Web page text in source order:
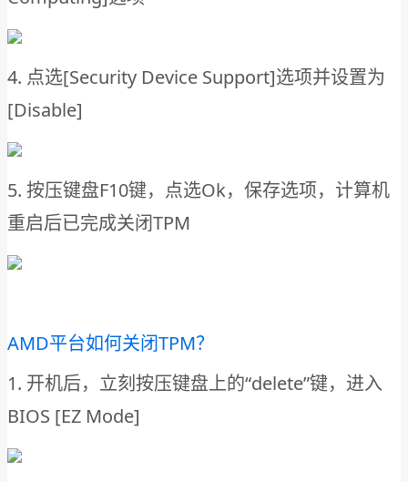
4. 点选[Security Device Support]选项并设置为
[Disable]
5. 按压键盘F10键，点选Ok，保存选项，计算机
重启后已完成关闭TPM
AMD平台如何关闭TPM？
1. 开机后，立刻按压键盘上的“delete”键，进入
BIOS [EZ Mode]